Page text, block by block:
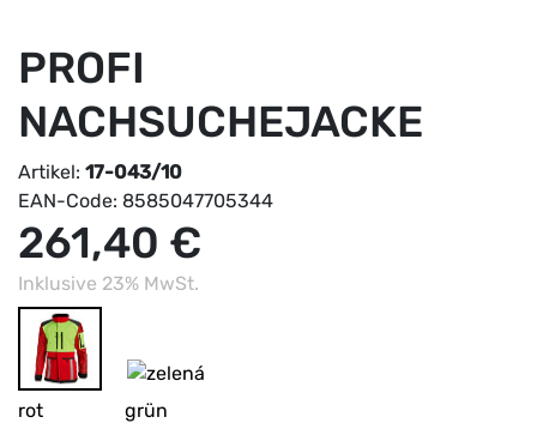
PROFI
NACHSUCHEJACKE
Artikel: 17-043/10
EAN-Code: 8585047705344
261,40 €
Inklusive 23% MwSt.
rot grün